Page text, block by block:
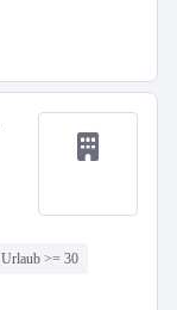
Urlaub >= 30